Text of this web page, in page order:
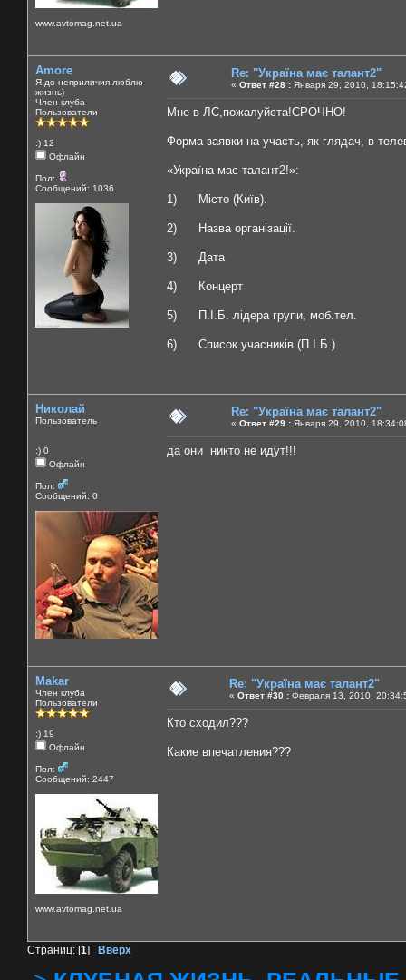
www.avtomag.net.ua
Amore
Я до неприличия люблю
жизнь)
Член клуба
Пользователи
:) 12
Офлайн
Пол:
Сообщений: 1036
Re: "Україна має талант2"
« Ответ #28 : Января 29, 2010,
Мне в ЛС,пожалуйста!СРОЧНО!
Форма заявки на участь, як глядач, в
«Україна має талант2!»:
1) Місто (Київ).
2) Назва організації.
3) Дата
4) Концерт
5) П.І.Б. лідера групи, моб.тел.
6) Список учасників (П.І.Б.)
Николай
Пользователь
:) 0
Офлайн
Пол:
Сообщений: 0
Re: "Україна має талант2"
« Ответ #29 : Января 29, 2010,
да они никто не идут!!!
Makar
Член клуба
Пользователи
:) 19
Офлайн
Пол:
Сообщений: 2447
www.avtomag.net.ua
Re: "Україна має талант2"
« Ответ #30 : Февраля 13, 2010,
Кто сходил???
Какие впечатления???
Страниц: [1] Вверх